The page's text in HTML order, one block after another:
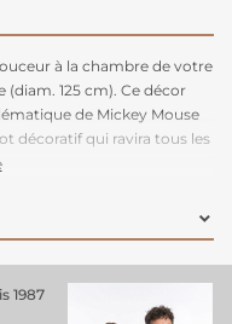
à la chambre de votre
(diam. 125 cm). Ce décor
de Mickey Mouse
décoratif qui ravira tous les
transforme la
ce
quel mur tout en ajoutant
1987